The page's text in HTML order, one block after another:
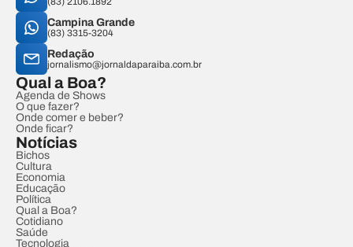
Campina Grande
(83) 3315-3204
Redação
jornalismo@jornaldaparaiba.com.br
Qual a Boa?
Agenda de Shows
O que fazer?
Onde comer e beber?
Onde ficar?
Notícias
Bichos
Cultura
Economia
Educação
Política
Qual a Boa?
Cotidiano
Saúde
Tecnologia